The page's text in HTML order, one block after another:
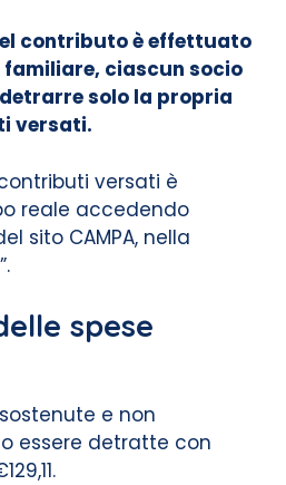
contributo è effettuato
familiare, ciascun socio
solo la propria
versati.
versati è
reale accedendo
sito CAMPA, nella
spese
e non
essere detratte con